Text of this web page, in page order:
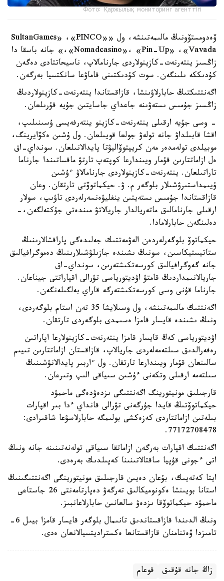
Фото: Қаржылық мониторинг агенттігі
ۆەدومستۆونىڭ مالىمەتىنشە، ول «SultanGames» ،«PINCO»
،«Nomadcasino»، «Pin-Up» ،«Vavada» جانە باسقا دا
زاڭسىز ينتەرنەت-كازينولاردى جارنامالاپ، ناسيحاتتادى دەگەن
كۇدىككە ىلىنگەن. سوت كۇدىكتىنى قاماۋعا سانكتسيا بەرگەن.
اگەنتتىكتىڭ حابارلاۋىنشا، قازاقستاندا ينتەرنەت-كازينولاردىڭ
زاڭسىز جۇمىس ىستەۋىنە جاعداي جاسايتىن جۇيە قۇرىلعان.
- وسى جۇيە ارقىلى ينتەرنەت-كازينو ينتەرفەيسى ۇسىنىلىپ،
اقشا قابىلداۋ جانە تولەۋ جولعا قويىلعان. ول ۇشىن ەكۆايرينگ،
موبيلدى تولەمدەر مەن كريپتوۆاليۋتا پايدالانىلعان. سونداي-اق
ەل ازاماتتارىن قۇمار ويىندارعا كوپتەپ تارتۋ ماقساتىندا جارناما
تاراتىلعان. ينتەرنەت-كازينولاردى جارنامالاۋ ءۇشىن
ۇيىمداستىرۋشىلار بلوگەر م. ۋ. حيكماتوۆتى تارتقان. وعان
قازاقستاندا جۇمىس ىستەيتىن ينفليۋەنسەرلەردى تاۋىپ، سولار
ارقىلى جارنامالىق ماتەريالدار جاريالاتۋ مىندەتى جۇكتەلگەن،-
دەلىنگەن حابارلامادا.
حيكماتوۆ بلوگەرلەردەن الەۋمەتتىك جەلىدەگى پاراقشالارىنىڭ
ستاتيستيكاسىن، سونىڭ ىشىندە جازىلۋشىلارىنىڭ دەموگرافيالىق
جانە گەوگرافيالىق كورسەتكىشتەرىن، سونداي-اق
جاريالانىمداردىڭ قامتۋ اۋديتورياسى تۋرالى اقپاراتتى جيناعان.
جارناما قۇنى وسى كورسەتكىشتەرگە قاراي بەلگىلەنگەن.
اگەنتتىك مالىمەتىنشە، ول وسىلايشا 35 تەن استام بلوگەردى،
ونىڭ ىشىندە قايسار قامزا ەسىمدى بلوگەردى تارتقان.
اۋديتورياسى كەڭ قايسار قامزا ينتەرنەت-كازينولارعا اپاراتىن
رەفەرالدىق سىلتەمەلەردى جاريالاپ، قازاقستان ازاماتتارىن تىيىم
سالىنعان قۇمار ويىندارعا تارتقان. ول ءاربىر پايدالانۋشىنىڭ
سىلتەمە ارقىلى وتكەنى ءۇشىن سىياقى الىپ وتىرعان.
قارجىلىق مونيتورينگ اگەنتتىگى ىزدەۋدەگى ماحمۋد
حيكماتوۆتىڭ قايدا جۇرگەنى تۋرالى قانداي ءدا بىر اقپارات
بىلەتىن ازاماتتاردى كەزەكشى بولىمگە حابارلاسۋعا شاقىرادى:
77172708478.
اگەنتتىك اقپارات بەرگەن ازاماتقا سىياقى تولەنەتىنىنە جانە ونىڭ
اتى ءجونى قۇپيا ساقتالاتىنىنا كەپىلدىك بەرەدى.
ايتا كەتەيىك، بۇعان دەيىن قارجىلىق مونيتورينگى اگەنتتىگىنىڭ
استانا بويىنشا ەكونوميكالىق تەرگەۋ دەپارتامەنتى 26 جاستاعى
ماحمۋد حيكماتوۆقا ىزدەۋ سالعانىن حابارلاعانبىز.
ونىڭ الدىندا قازاقستاندىق تانىمال بلوگەر قايسار قامزا بيىل 6-
تامىزدا ۆەتنامنان قازاقستانعا ەكستراديتسيالانعان ەدى.
زاڭ جانە قۇقىق قوعام